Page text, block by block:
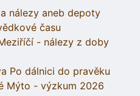
nálezy aneb depoty
času
- nálezy z doby
Po dálnici do pravěku
Mýto - výzkum 2026